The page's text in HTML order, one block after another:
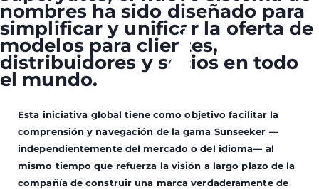
nombres ha sido diseñado para
simplificar y unificar la oferta de
modelos para clientes,
distribuidores y socios en todo
el mundo.
Esta iniciativa global tiene como objetivo facilitar la
comprensión y navegación de la gama Sunseeker —
independientemente del mercado o del idioma— al
mismo tiempo que refuerza la visión a largo plazo de la
compañía de construir una marca verdaderamente de